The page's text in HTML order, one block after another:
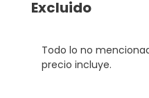
Excluido
Todo lo no
precio incluye.